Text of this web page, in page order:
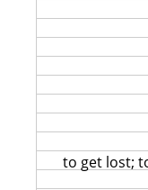
to get lost;